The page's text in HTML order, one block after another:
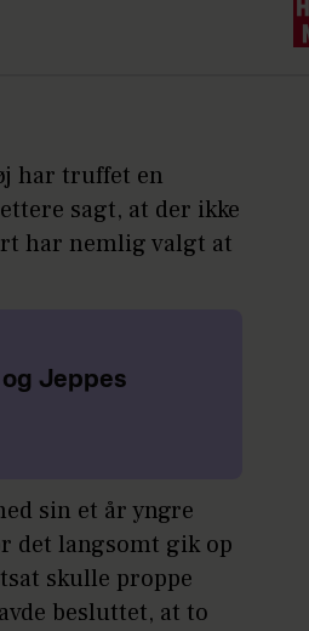
har truffet en
sagt, at der ikke
har nemlig valgt at
Jeppes
sin et år yngre
det langsomt gik op
skulle proppe
besluttet, at to